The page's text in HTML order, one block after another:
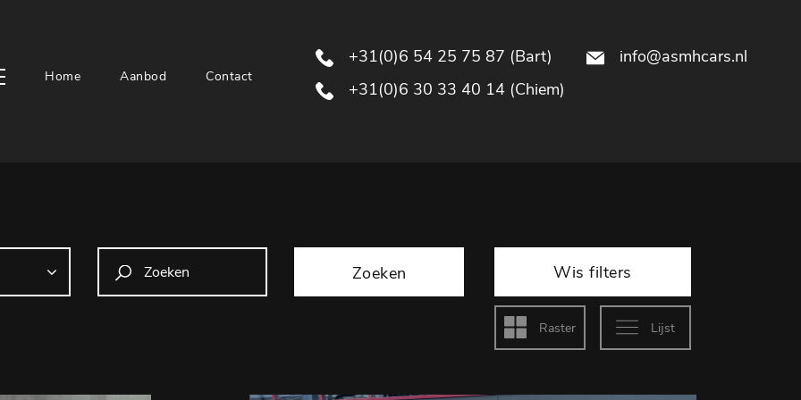
Home Aanbod Contact
+31(0)6 54 25 75 87 (Bart)
+31(0)6 30 33 40 14 (Chiem)
info@asmhcars.nl
Zoeken Wis filters
Raster Lijst